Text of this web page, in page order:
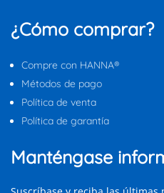
¿Cómo comprar?
Compre con HANNA®
Métodos de pago
Política de venta
Política de garantía
Manténgase